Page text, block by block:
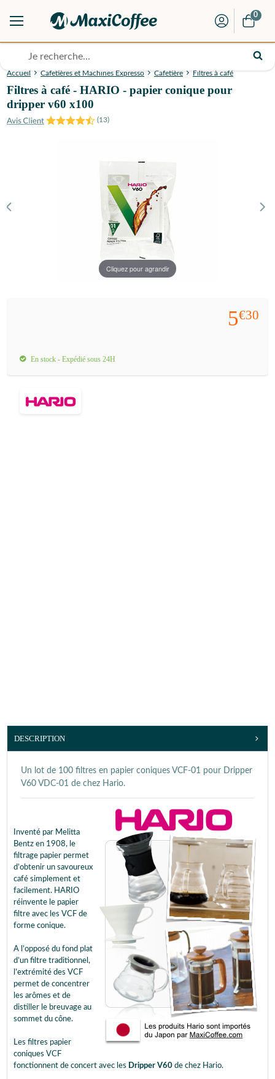
0
Accueil Cafetières et Machines Expresso Cafetière Filtres à café
Filtres à café - HARIO - papier conique pour
dripper v60 x100
(13)
Cliquez pour agrandir
5€30
En stock - Expédié sous 24H
DESCRIPTION
Un lot de 100 filtres en papier coniques VCF-01 pour Dripper
V60 VDC-01 de chez Hario.
Inventé par Melitta
Bentz en 1908, le
filtrage papier permet
d’obtenir un savoureux
café simplement et
facilement. HARIO
réinvente le papier
filtre avec les VCF de
forme conique.
A l’opposé du fond plat
d’un filtre traditionnel,
l’extrémité des VCF
permet de concentrer
les arômes et de
distiller le breuvage au
sommet du cône.
Les filtres papier
coniques VCF
fonctionnent de concert avec les Dripper V60 de chez Hario.